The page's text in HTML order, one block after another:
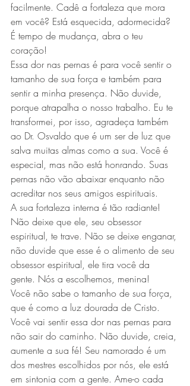
facilmente. Cadê a fortaleza que mora
em você? Está esquecida, adormecida?
É tempo de mudança, abra o teu
coração!
Essa dor nas pernas é para você sentir o
tamanho de sua força e também para
sentir a minha presença. Não duvide,
porque atrapalha o nosso trabalho. Eu te
transformei, por isso, agradeça também
ao Dr. Osvaldo que é um ser de luz que
salva muitas almas como a sua. Você é
especial, mas não está honrando. Suas
pernas não vão abaixar enquanto não
acreditar nos seus amigos espirituais.
A sua fortaleza interna é tão radiante!
Não deixe que ele, seu obsessor
espiritual, te trave. Não se deixe enganar,
não duvide que esse é o alimento de seu
obsessor espiritual, ele tira você da
gente. Nós a escolhemos, menina!
Você não sabe o tamanho de sua força,
que é como a luz dourada de Cristo.
Você vai sentir essa dor nas pernas para
não sair do caminho. Não duvide, creia,
aumente a sua fé! Seu namorado é um
dos mestres escolhidos por nós, ele está
em sintonia com a gente. Ame-o cada